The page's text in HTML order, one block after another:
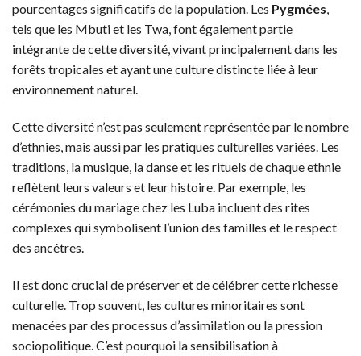
pourcentages significatifs de la population. Les Pygmées,
tels que les Mbuti et les Twa, font également partie
intégrante de cette diversité, vivant principalement dans les
forêts tropicales et ayant une culture distincte liée à leur
environnement naturel.
Cette diversité n’est pas seulement représentée par le nombre
d’ethnies, mais aussi par les pratiques culturelles variées. Les
traditions, la musique, la danse et les rituels de chaque ethnie
reflètent leurs valeurs et leur histoire. Par exemple, les
cérémonies du mariage chez les Luba incluent des rites
complexes qui symbolisent l’union des familles et le respect
des ancêtres.
Il est donc crucial de préserver et de célébrer cette richesse
culturelle. Trop souvent, les cultures minoritaires sont
menacées par des processus d’assimilation ou la pression
sociopolitique. C’est pourquoi la sensibilisation à